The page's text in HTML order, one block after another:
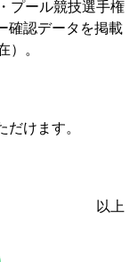
プール競技選手権
確認データを掲載
）。
けます。
以上